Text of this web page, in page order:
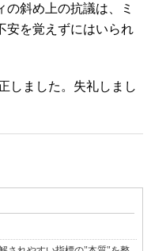
斜め上の抗議は、ミ
安を覚えずにはいられ
しました。失礼しまし